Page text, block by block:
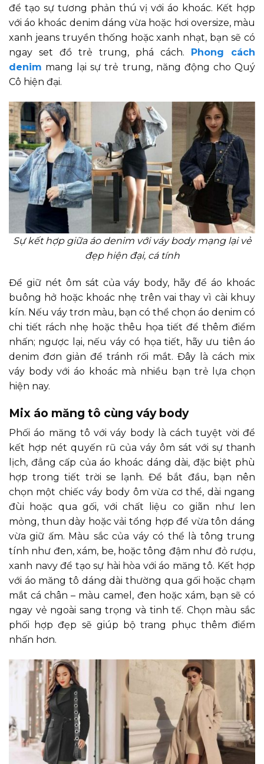
để tạo sự tương phản thú vị với áo khoác. Kết hợp
với áo khoác denim dáng vừa hoặc hơi oversize, màu
xanh jeans truyền thống hoặc xanh nhạt, bạn sẽ có
ngay set đồ trẻ trung, phá cách. Phong cách
denim mang lại sự trẻ trung, năng động cho Quý
Cô hiện đại.
Sự kết hợp giữa áo denim với váy body mạng lại vẻ
đẹp hiện đại, cá tính
Để giữ nét ôm sát của váy body, hãy để áo khoác
buông hở hoặc khoác nhẹ trên vai thay vì cài khuy
kín. Nếu váy trơn màu, bạn có thể chọn áo denim có
chi tiết rách nhẹ hoặc thêu họa tiết để thêm điểm
nhấn; ngược lại, nếu váy có họa tiết, hãy ưu tiên áo
denim đơn giản để tránh rối mắt. Đây là cách mix
váy body với áo khoác mà nhiều bạn trẻ lựa chọn
hiện nay.
Mix áo măng tô cùng váy body
Phối áo măng tô với váy body là cách tuyệt vời để
kết hợp nét quyến rũ của váy ôm sát với sự thanh
lịch, đẳng cấp của áo khoác dáng dài, đặc biệt phù
hợp trong tiết trời se lạnh. Để bắt đầu, bạn nên
chọn một chiếc váy body ôm vừa cơ thể, dài ngang
đùi hoặc qua gối, với chất liệu co giãn như len
mỏng, thun dày hoặc vải tổng hợp để vừa tôn dáng
vừa giữ ấm. Màu sắc của váy có thể là tông trung
tính như đen, xám, be, hoặc tông đậm như đỏ rượu,
xanh navy để tạo sự hài hòa với áo măng tô. Kết hợp
với áo măng tô dáng dài thường qua gối hoặc chạm
mắt cá chân – màu camel, đen hoặc xám, bạn sẽ có
ngay vẻ ngoài sang trọng và tinh tế. Chọn màu sắc
phối hợp đẹp sẽ giúp bộ trang phục thêm điểm
nhấn hơn.